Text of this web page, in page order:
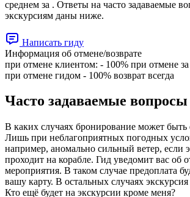
среднем за . Ответы на часто задаваемые
экскурсиям даны ниже.
Написать гиду
Информация об отмене/возврате
при отмене клиентом: - 100% при отмене за
при отмене гидом - 100% возврат всегда
Часто задаваемые вопросы
В каких случаях бронирование может быть
Лишь при неблагоприятных погодных
например, аномально сильный ветер, если
проходит на корабле. Гид уведомит вас об
мероприятия. В таком случае предоплата
вашу карту. В остальных случаях экскурсия
Кто ещё будет на экскурсии кроме меня?